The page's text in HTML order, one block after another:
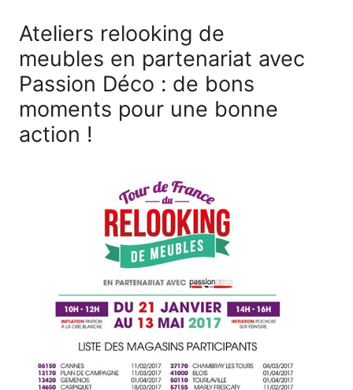
Ateliers relooking de
meubles en partenariat avec
Passion Déco : de bons
moments pour une bonne
action !